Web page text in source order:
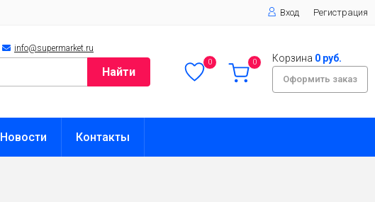
Вход Регистрация
info@supermarket.ru
Найти
0 0 Корзина 0 руб.
Оформить заказ
Новости Контакты